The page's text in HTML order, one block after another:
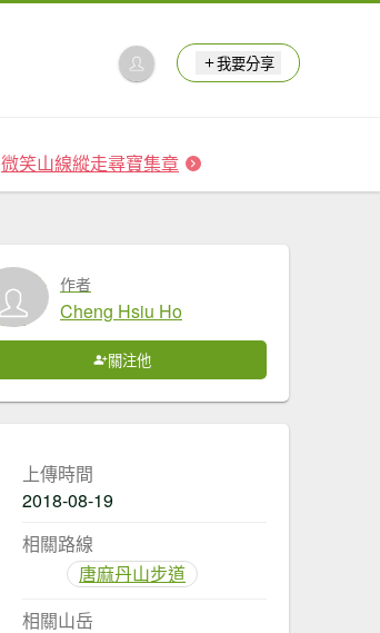
我要分享
微笑山線縱走尋寶集章
作者
Cheng Hsiu Ho
關注他
上傳時間
2018-08-19
相關路線
唐麻丹山步道
相關山岳